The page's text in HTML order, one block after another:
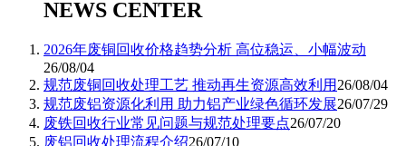
NEWS CENTER
2026年废铜回收价格趋势分析 高位稳运、小幅波动
26/08/04
规范废铜回收处理工艺 推动再生资源高效利用 26/08/04
规范废铝资源化利用 助力铝产业绿色循环发展26/07/29
废铁回收行业常见问题与规范处理要点26/07/20
废铝回收处理流程介绍26/07/10